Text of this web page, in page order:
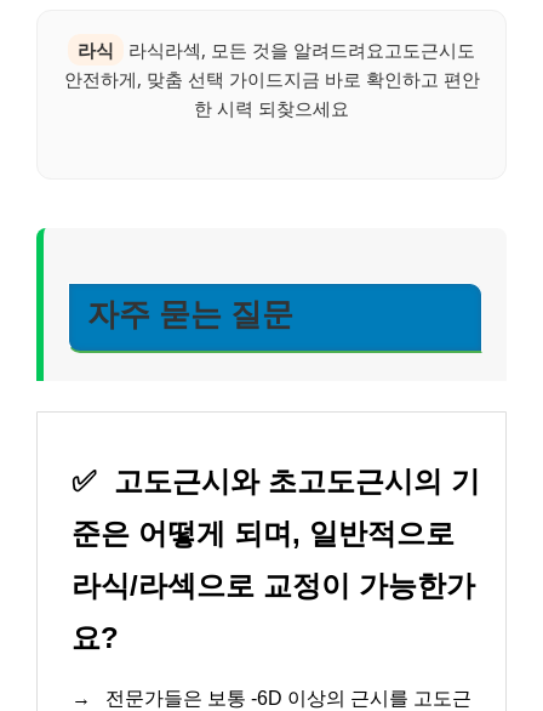
라식
라식라섹, 모든 것을 알려드려요고도근시도
안전하게, 맞춤 선택 가이드지금 바로 확인하고 편안
한 시력 되찾으세요
자주 묻는 질문
✅ 고도근시와 초고도근시의 기
준은 어떻게 되며, 일반적으로
라식/라섹으로 교정이 가능한가
요?
→
전문가들은 보통 -6D 이상의 근시를 고도근